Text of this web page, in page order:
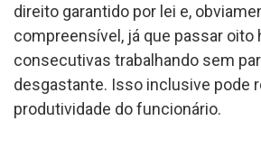
direito garantido por lei e,
compreensível, já que passar oito
consecutivas trabalhando sem
desgastante. Isso inclusive pode
produtividade do funcionário.